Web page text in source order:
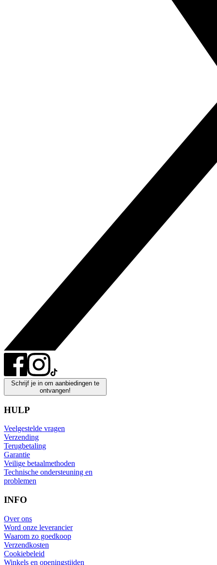
Schrijf je in om aanbiedingen te
ontvangen!
HULP
Veelgestelde vragen
Verzending
Terugbetaling
Garantie
Veilige betaalmethoden
Technische ondersteuning en
problemen
INFO
Over ons
Word onze leverancier
Waarom zo goedkoop
Verzendkosten
Cookiebeleid
Winkels en openingstijden